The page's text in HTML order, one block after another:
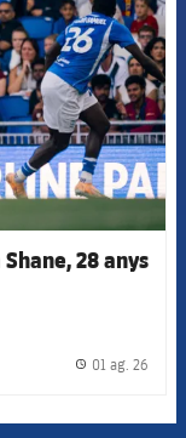
28 anys
01 ag. 26